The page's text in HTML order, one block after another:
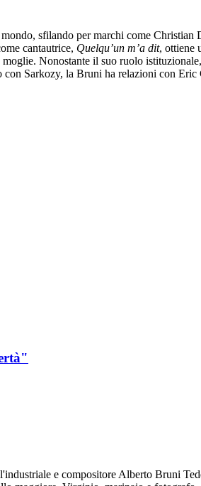
sfilando per marchi come Christian
cantautrice, Quelqu’un m’a dit, ottiene
Nonostante il suo ruolo
Sarkozy, la Bruni ha relazioni con
e compositore Alberto Bruni